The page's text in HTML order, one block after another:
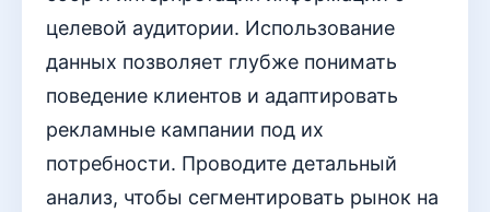
целевой аудитории. Использование
данных позволяет глубже понимать
поведение клиентов и адаптировать
рекламные кампании под их
потребности. Проводите детальный
анализ, чтобы сегментировать рынок на